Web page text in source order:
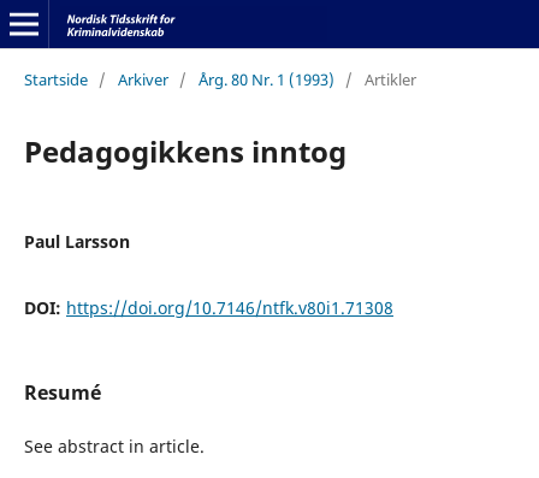
Startside / Arkiver / Årg. 80 Nr. 1 (1993) / Artikler
Pedagogikkens inntog
Paul Larsson
DOI: https://doi.org/10.7146/ntfk.v80i1.71308
Resumé
See abstract in article.